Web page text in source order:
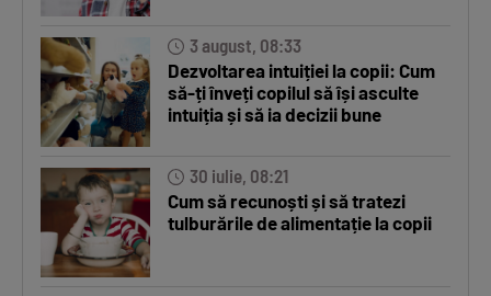
3 august, 08:33
Dezvoltarea intuiției la copii: Cum
să-ți înveți copilul să își asculte
intuiția și să ia decizii bune
30 iulie, 08:21
Cum să recunoști și să tratezi
tulburările de alimentație la copii